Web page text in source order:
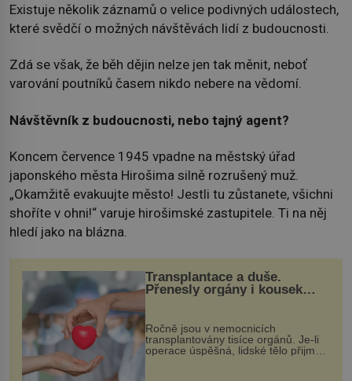
Existuje několik záznamů o velice podivných událostech,
které svědčí o možných návštěvách lidí z budoucnosti.
Zdá se však, že běh dějin nelze jen tak měnit, neboť
varování poutníků časem nikdo nebere na vědomí.
Návštěvník z budoucnosti, nebo tajný agent?
Koncem července 1945 vpadne na městský úřad
japonského města Hirošima silně rozrušený muž.
„Okamžitě evakuujte město! Jestli tu zůstanete, všichni
shoříte v ohni!“ varuje hirošimské zastupitele. Ti na něj
hledí jako na blázna.
Transplantace a duše.
Přenesly orgány i kousek
Ročně jsou v nemocnicích
transplantovány tisíce orgánů. Je-li
operace úspěšná, lidské tělo přijme